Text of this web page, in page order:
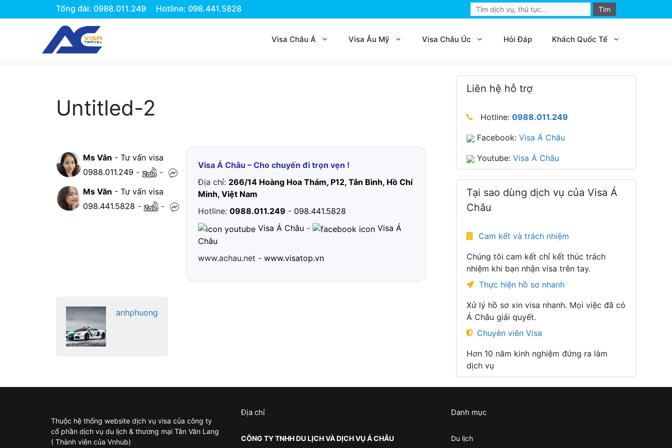
Tổng đài: 0988.011.249 Hotline: 098.441.5828
Search
for:
Visa Châu Á Visa Âu Mỹ Visa Châu Úc Hỏi Đáp Khách Quốc Tế
Untitled-2
Ms Vân - Tư vấn visa
0988.011.249 -
-
Ms Văn - Tư vấn visa
098.441.5828 - -
Visa Á Châu – Cho chuyến đi trọn vẹn !
Địa chỉ: 266/14 Hoàng Hoa Thám, P12, Tân Bình, Hồ Chí
Minh, Việt Nam
Hotline: 0988.011.249 - 098.441.5828
Visa Á Châu -
Visa Á
Châu
www.achau.net - www.visatop.vn
anhphuong
Liên hệ hỗ trợ
Hotline: 0988.011.249
Facebook: Visa Á Châu
Youtube: Visa Á Châu
Tại sao dùng dịch vụ của Visa Á
Châu
Cam kết và trách nhiệm
Chúng tôi cam kết chỉ kết thúc trách
nhiệm khi bạn nhận visa trên tay.
Thực hiện hồ sơ nhanh
Xử lý hồ sơ xin visa nhanh. Mọi việc đã có
Á Châu giải quyết.
Chuyên viên Visa
Hơn 10 năm kinh nghiệm đứng ra làm
dịch vụ
Thuộc hệ thống website dịch vụ visa của công ty
cổ phần dịch vụ du lịch & thương mại Tân Văn Lang
( Thành viên của Vnhub)
Địa chỉ
CÔNG TY TNHH DU LỊCH VÀ DỊCH VỤ Á CHÂU
Danh mục
Du lịch